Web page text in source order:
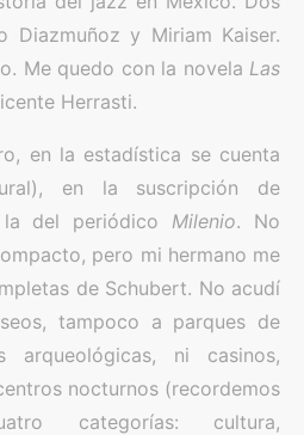
Diazmuñoz y Miriam Kaiser.
Me quedo con la novela Las
Herrasti.
en la estadística se cuenta
en la suscripción de
del periódico Milenio. No
pero mi hermano me
de Schubert. No acudí
tampoco a parques de
arqueológicas, ni casinos,
nocturnos (recordemos
categorías: cultura,